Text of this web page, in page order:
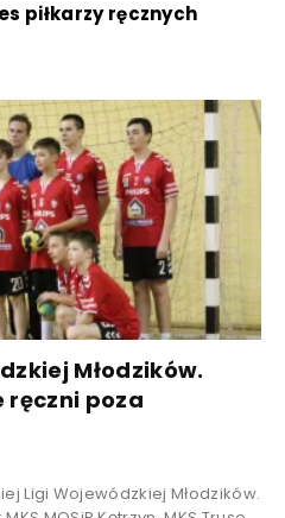
piłkarzy ręcznych
Młodzików.
ręczni poza
Ligi Wojewódzkiej Młodzików.